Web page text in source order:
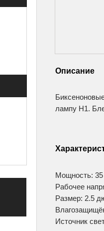
Описание
лампу H1.
Мощность: 35
Рабочее
Размер: 2.5
Источник